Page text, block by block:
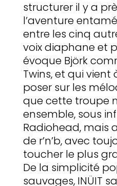
structurer il y a
l’aventure
entre les cinq
voix diaphane et
évoque Björk
Twins, et qui vient
poser sur les
que cette troupe
ensemble, sous
Radiohead, mais
de r’n’b, avec
toucher le plus
De la simplicité
sauvages, INÜIT